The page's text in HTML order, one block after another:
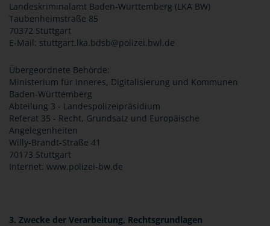
Landeskriminalamt Baden-Württemberg (LKA BW)
Taubenheimstraße 85
70372 Stuttgart
E-Mail: stuttgart.lka.bdsb@polizei.bwl.de
Übergeordnete Behörde:
Ministerium für Inneres, Digitalisierung und Kommunen
Baden-Württemberg
Abteilung 3 - Landespolizeipräsidium
Referat 35 - Recht, Grundsatz und Europäische
Angelegenheiten
Willy-Brandt-Straße 41
70173 Stuttgart
Internet: www.polizei-bw.de
3. Zwecke der Verarbeitung, Rechtsgrundlagen